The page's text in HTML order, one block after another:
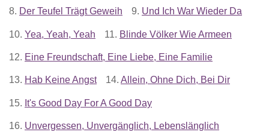
8. Der Teufel Trägt Geweih 9. Und Ich War Wieder Da
10. Yea, Yeah, Yeah 11. Blinde Völker Wie Armeen
12. Eine Freundschaft, Eine Liebe, Eine Familie
13. Hab Keine Angst 14. Allein, Ohne Dich, Bei Dir
15. It's Good Day For A Good Day
16. Unvergessen, Unvergänglich, Lebenslänglich